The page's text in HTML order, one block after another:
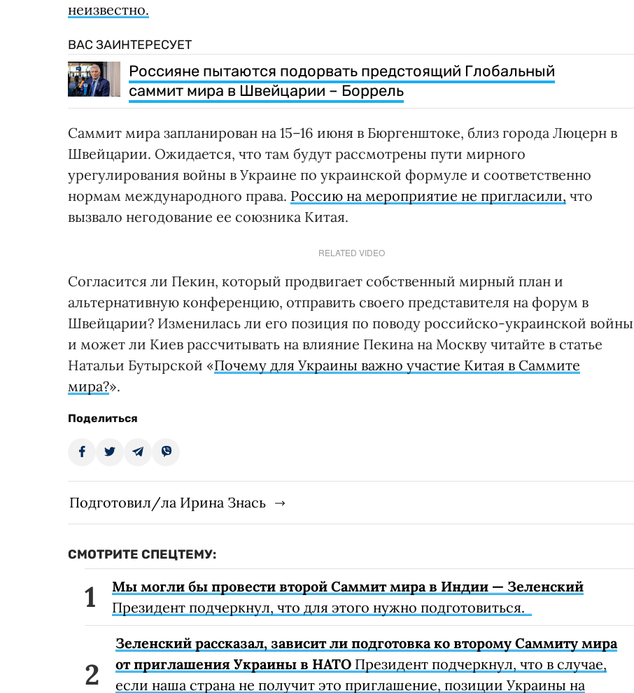
неизвестно.
ВАС ЗАИНТЕРЕСУЕТ
Россияне пытаются подорвать предстоящий Глобальный
саммит мира в Швейцарии – Боррель
Саммит мира запланирован на 15–16 июня в Бюргенштоке, близ города Люцерн в
Швейцарии. Ожидается, что там будут рассмотрены пути мирного
урегулирования войны в Украине по украинской формуле и соответственно
нормам международного права. Россию на мероприятие не пригласили, что
вызвало негодование ее союзника Китая.
RELATED VIDEO
Согласится ли Пекин, который продвигает собственный мирный план и
альтернативную конференцию, отправить своего представителя на форум в
Швейцарии? Изменилась ли его позиция по поводу российско-украинской войны
и может ли Киев рассчитывать на влияние Пекина на Москву читайте в статье
Натальи Бутырской «Почему для Украины важно участие Китая в Саммите
мира?».
Поделиться
Подготовил/ла Ирина Знась
СМОТРИТЕ СПЕЦТЕМУ:
Мы могли бы провести второй Саммит мира в Индии — Зеленский
Президент подчеркнул, что для этого нужно подготовиться.
Зеленский рассказал, зависит ли подготовка ко второму Саммиту мира
от приглашения Украины в НАТО Президент подчеркнул, что в случае,
если наша страна не получит это приглашение, позиции Украины на